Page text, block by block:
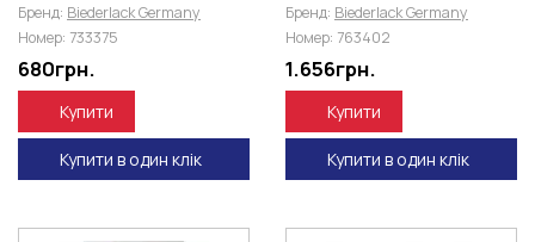
Бренд: Biederlack Germany
Номер: 733375
680грн.
Купити
Купити в один клік
Бренд: Biederlack Germany
Номер: 763402
1.656грн.
Купити
Купити в один клік